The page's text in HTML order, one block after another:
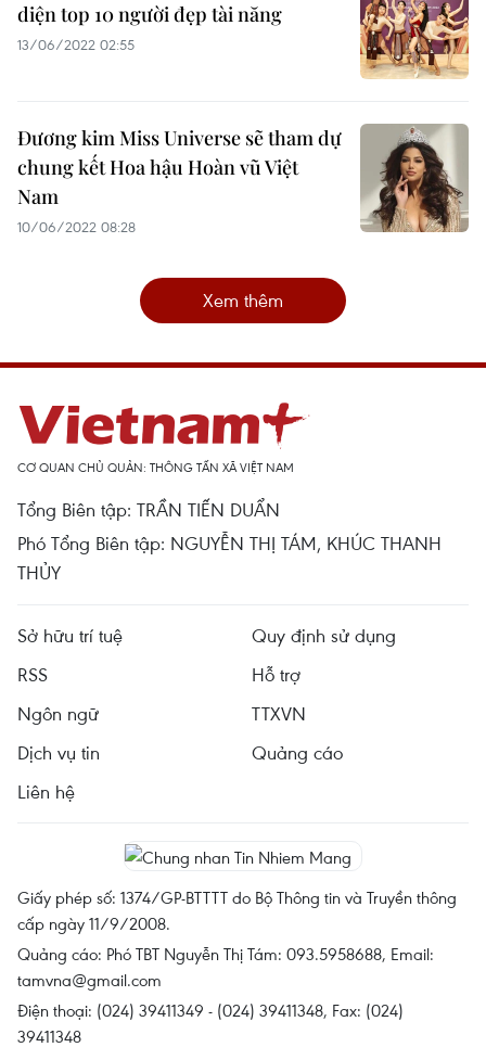
diện top 10 người đẹp tài năng
13/06/2022 02:55
Đương kim Miss Universe sẽ tham dự
chung kết Hoa hậu Hoàn vũ Việt
Nam
10/06/2022 08:28
Xem thêm
CƠ QUAN CHỦ QUẢN: THÔNG TẤN XÃ VIỆT NAM
Tổng Biên tập: TRẦN TIẾN DUẨN
Phó Tổng Biên tập: NGUYỄN THỊ TÁM, KHÚC THANH
THỦY
Sở hữu trí tuệ
Quy định sử dụng
RSS
Hỗ trợ
Ngôn ngữ
TTXVN
Dịch vụ tin
Quảng cáo
Liên hệ
Giấy phép số: 1374/GP-BTTTT do Bộ Thông tin và Truyền thông
cấp ngày 11/9/2008.
Quảng cáo: Phó TBT Nguyễn Thị Tám: 093.5958688, Email:
tamvna@gmail.com
Điện thoại: (024) 39411349 - (024) 39411348, Fax: (024)
39411348